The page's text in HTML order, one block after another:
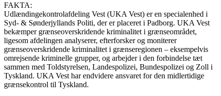
FAKTA:
Udlændingekontrolafdeling Vest (UKA Vest) er en specialenhed i
Syd- & Sønderjyllands Politi, der er placeret i Padborg. UKA Vest
bekæmper grænseoverskridende kriminalitet i grænseområdet,
ligesom afdelingen analyserer, efterforsker og moniterer
grænseoverskridende kriminalitet i grænseregionen – eksempelvis
omrejsende kriminelle grupper, og arbejder i den forbindelse tæt
sammen med Toldstyrelsen, Landespolizei, Bundespolizei og Zoll i
Tyskland. UKA Vest har endvidere ansvaret for den midlertidige
grænsekontrol til Tyskland.